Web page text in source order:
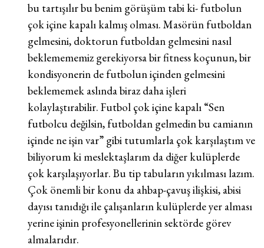
bu tartışılır bu benim görüşüm tabi ki- futbolun
çok içine kapalı kalmış olması. Masörün futboldan
gelmesini, doktorun futboldan gelmesini nasıl
beklemememiz gerekiyorsa bir fitness koçunun, bir
kondisyonerin de futbolun içinden gelmesini
beklememek aslında biraz daha işleri
kolaylaştırabilir. Futbol çok içine kapalı “Sen
futbolcu değilsin, futboldan gelmedin bu camianın
içinde ne işin var” gibi tutumlarla çok karşılaştım ve
biliyorum ki meslektaşlarım da diğer kulüplerde
çok karşılaşıyorlar. Bu tip tabuların yıkılması lazım.
Çok önemli bir konu da ahbap-çavuş ilişkisi, abisi
dayısı tanıdığı ile çalışanların kulüplerde yer alması
yerine işinin profesyonellerinin sektörde görev
almalarıdır.